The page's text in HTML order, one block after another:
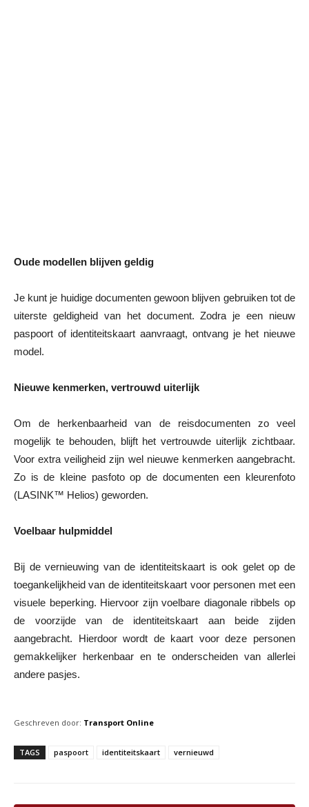
Oude modellen blijven geldig
Je kunt je huidige documenten gewoon blijven gebruiken tot de
uiterste geldigheid van het document. Zodra je een nieuw
paspoort of identiteitskaart aanvraagt, ontvang je het nieuwe
model.
Nieuwe kenmerken, vertrouwd uiterlijk
Om de herkenbaarheid van de reisdocumenten zo veel
mogelijk te behouden, blijft het vertrouwde uiterlijk zichtbaar.
Voor extra veiligheid zijn wel nieuwe kenmerken aangebracht.
Zo is de kleine pasfoto op de documenten een kleurenfoto
(LASINK™ Helios) geworden.
Voelbaar hulpmiddel
Bij de vernieuwing van de identiteitskaart is ook gelet op de
toegankelijkheid van de identiteitskaart voor personen met een
visuele beperking. Hiervoor zijn voelbare diagonale ribbels op
de voorzijde van de identiteitskaart aan beide zijden
aangebracht. Hierdoor wordt de kaart voor deze personen
gemakkelijker herkenbaar en te onderscheiden van allerlei
andere pasjes.
Geschreven door: Transport Online
TAGS paspoort identiteitskaart vernieuwd